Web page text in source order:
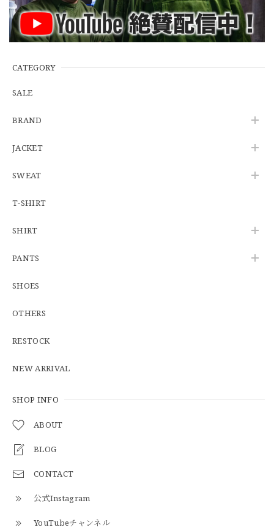
CATEGORY
SALE
BRAND
JACKET
SWEAT
T-SHIRT
SHIRT
PANTS
SHOES
OTHERS
RESTOCK
NEW ARRIVAL
SHOP INFO
ABOUT
BLOG
CONTACT
公式Instagram
YouTubeチャンネル
【W34】POLO by Ralph Lauren POLO CHINO ポロチノ ラルフローレン ユーズド No.141
2026/04/27
とても早く対応頂きありがとうございました。